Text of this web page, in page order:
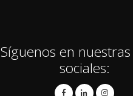
Síguenos en
sociales: